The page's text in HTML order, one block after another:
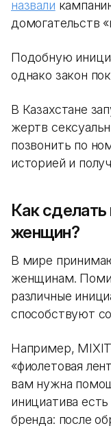
назвали
домогательств
Подобную
однако закон
В Казахстане
жертв
позвонить по
историей и
Как
женщин?
В мире
женщинам.
различные
способствуют
Например,
«фиолетовая
вам нужна
инициатива
бренда: после